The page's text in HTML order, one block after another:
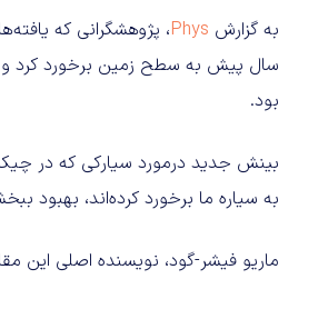
به‌ گزارش Phys، پژوهشگرانی که
سال پیش به سطح زمین برخورد کرد و
بود.
بینش جدید درمورد سیارکی که در
به سیاره ما برخورد کرده‌اند، بهبود
ماریو فیشر-گود، نویسنده اصلی این